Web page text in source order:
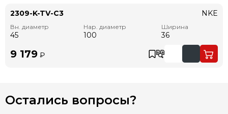
2309-K-TV-C3
Вн. диаметр
45
Нар. диаметр
100
Ширина
36
NKE
9 179 ₽
Остались вопросы?